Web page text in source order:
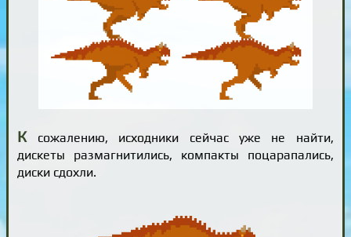
Ксожалению, исходники сейчас уже не найти,
дискеты размагнитились, компакты поцарапались,
диски сдохли.